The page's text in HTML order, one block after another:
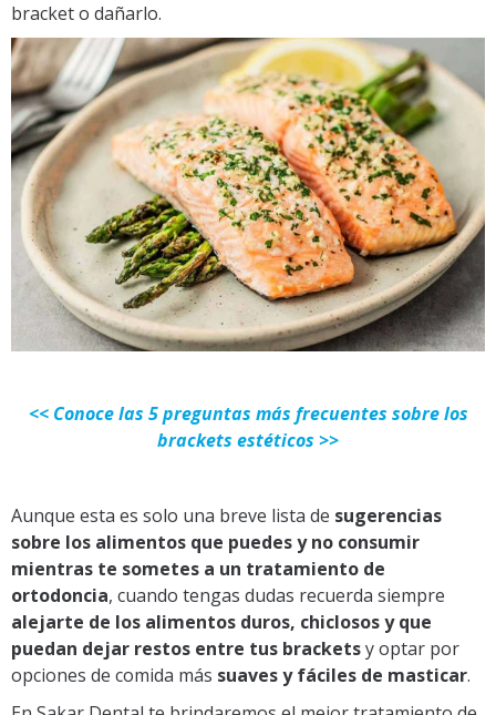
bracket o dañarlo.
<< Conoce las 5 preguntas más frecuentes sobre los
brackets estéticos >>
Aunque esta es solo una breve lista de sugerencias
sobre los alimentos que puedes y no consumir
mientras te sometes a un tratamiento de
ortodoncia, cuando tengas dudas recuerda siempre
alejarte de los alimentos duros, chiclosos y que
puedan dejar restos entre tus bracketsy optar por
opciones de comida más suaves y fáciles de masticar.